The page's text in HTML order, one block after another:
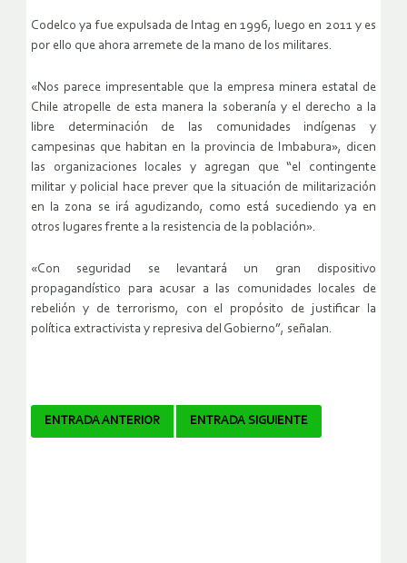
Codelco ya fue expulsada de Intag en 1996, luego en 2011 y es
por ello que ahora arremete de la mano de los militares.
«Nos parece impresentable que la empresa minera estatal de
Chile atropelle de esta manera la soberanía y el derecho a la
libre determinación de las comunidades indígenas y
campesinas que habitan en la provincia de Imbabura», dicen
las organizaciones locales y agregan que “el contingente
militar y policial hace prever que la situación de militarización
en la zona se irá agudizando, como está sucediendo ya en
otros lugares frente a la resistencia de la población».
«Con seguridad se levantará un gran dispositivo
propagandístico para acusar a las comunidades locales de
rebelión y de terrorismo, con el propósito de justificar la
política extractivista y represiva del Gobierno”, señalan.
Navegador
ENTRADA ANTERIOR ENTRADA SIGUIENTE